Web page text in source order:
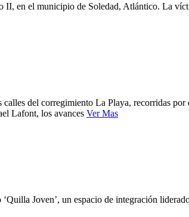
en el municipio de Soledad, Atlántico. La
del corregimiento La Playa, recorridas por
Lafont, los avances Ver Mas
Joven’, un espacio de integración